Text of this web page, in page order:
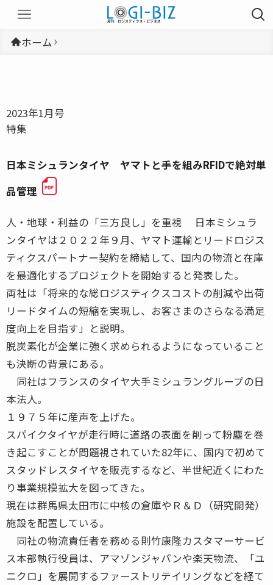
ホーム
2023年1月号
特集
日本ミシュランタイヤ ヤマトと手を組みRFIDで絶対単
品管理
人・地球・利益の「三方良し」を重視 日本ミシュラ
ンタイヤは２０２２年９月、ヤマト運輸とリードロジス
ティクスパートナー契約を締結して、国内の物流と在庫
を最適化するプロジェクトを開始すると発表した。
両社は「将来的な総ロジスティクスコストの削減や出荷
リードタイムの短縮を実現し、お客さまのさらなる満足
度向上を目指す」と説明。
脱炭素化が企業に強く求められるようになっていること
も決断の背景にある。
同社はフランスのタイヤ大手ミシュラングループの日
本法人。
１９７５年に産声を上げた。
スパイクタイヤが走行時に道路の表面を削って粉塵を巻
き起こすことが問題視されていた82年に、国内で初めて
スタッドレスタイヤを販売するなど、半世紀近くにわた
り事業規模拡大を図ってきた。
現在は群馬県太田市に中核の倉庫やＲ＆Ｄ（研究開発）
施設を配置している。
同社の物流責任者を務める則竹康隆カスタマーサービ
ス本部執行役員は、アマゾンジャパンや楽天物流、「ユ
ニクロ」を展開するファーストリテイリングなどを経て